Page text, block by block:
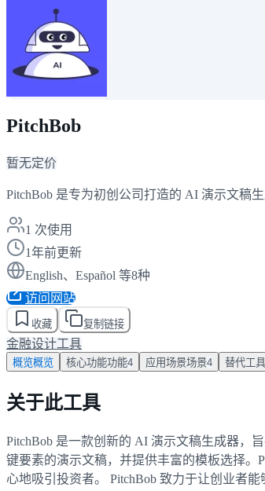
PitchBob
暂无定价
PitchBob 是专为初创公司打造的 AI 演示文稿
1 次使用
1年前更新
English、Español 等8种
访问网站
收藏 复制链接
金融设计工具
概览概览 核心功能功能4 应用场景场景4 替代工具
关于此工具
PitchBob 是一款创新的 AI 演示文稿生成器，
键要素的演示文稿，并提供丰富的模板选择
心地吸引投资者。 PitchBob 致力于让创业者